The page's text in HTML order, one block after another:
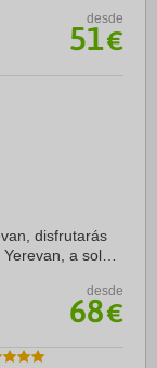
desde
51€
disfrutarás
a solo 4
desde
68€